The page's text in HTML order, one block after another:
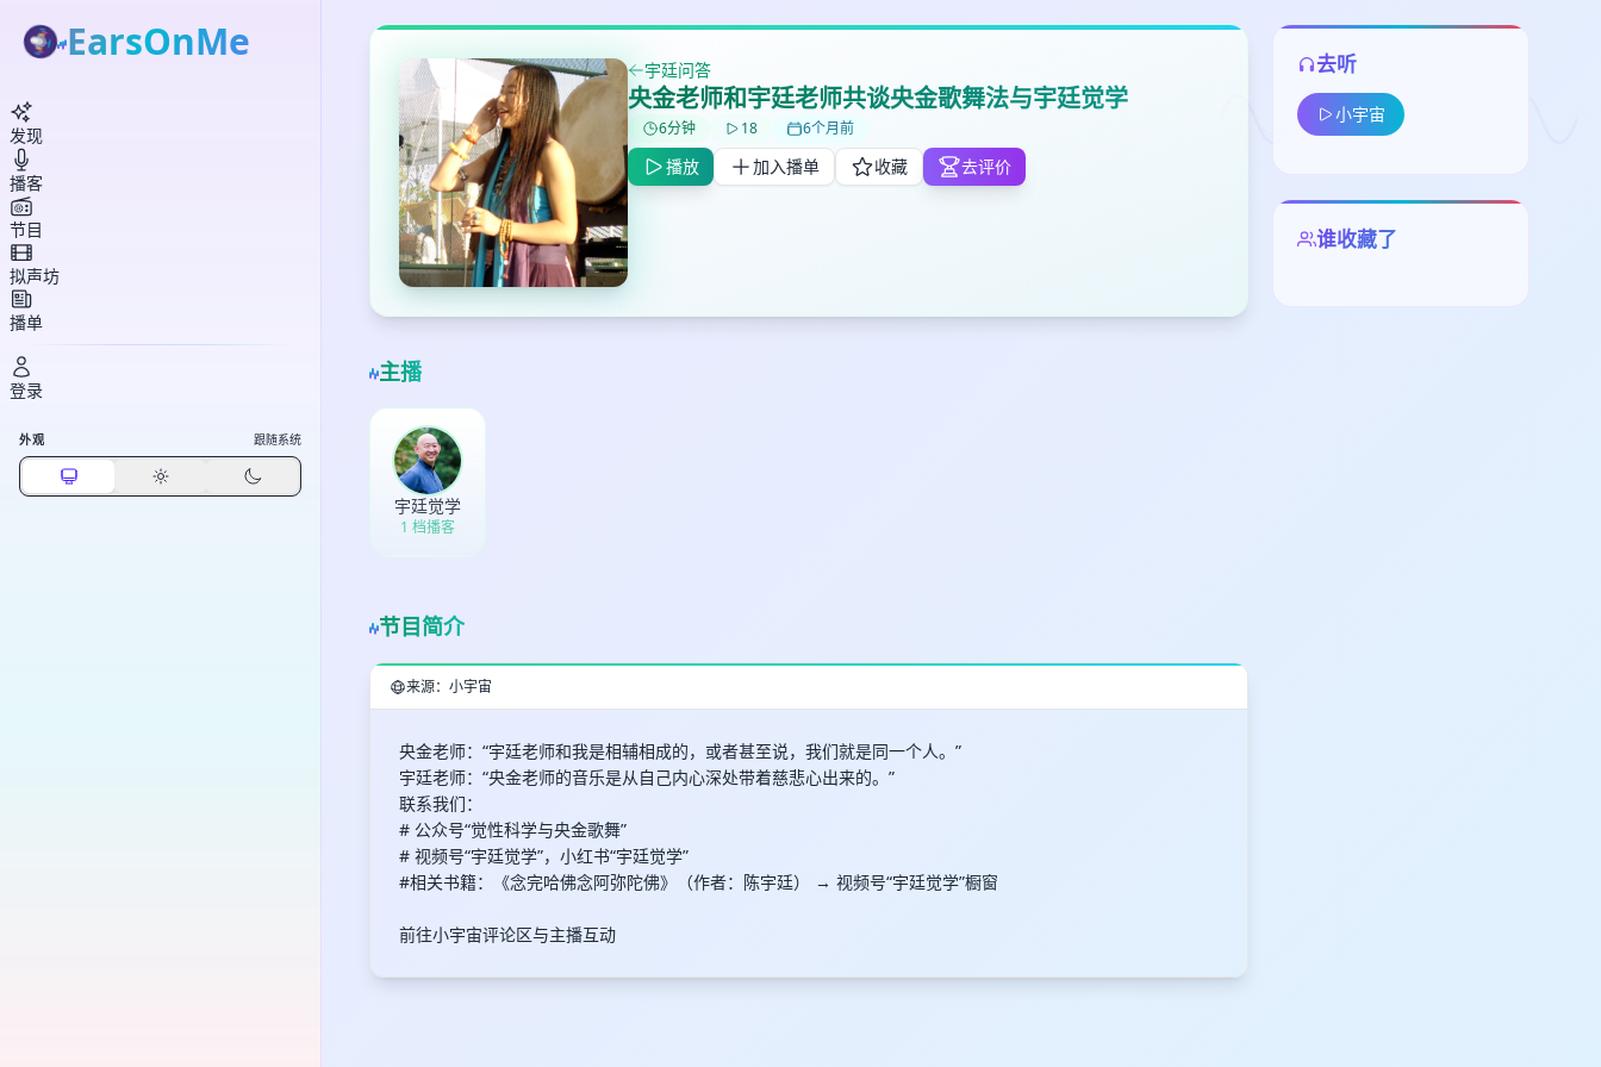
宇廷问答
央金老师和宇廷老师共谈央金歌舞法与宇廷觉学
6分钟 18 6个月前
播放 加入播单 收藏 去评价
主播
宇廷觉学
1 档播客
节目简介
来源：小宇宙
央金老师：“宇廷老师和我是相辅相成的，或者甚至说，我们就是同一个人。”
宇廷老师：“央金老师的音乐是从自己内心深处带着慈悲心出来的。”
联系我们：
# 公众号“觉性科学与央金歌舞”
# 视频号“宇廷觉学”，小红书“宇廷觉学”
#相关书籍：《念完哈佛念阿弥陀佛》（作者：陈宇廷） → 视频号“宇廷觉学”橱窗
前往小宇宙评论区与主播互动
去听
小宇宙
谁收藏了
✕
打分
鼠标下留人
✕
删除确认
EarsOnMe
发现
播客
节目
拟声坊
播单
登录
外观 跟随系统
✕
加入播单